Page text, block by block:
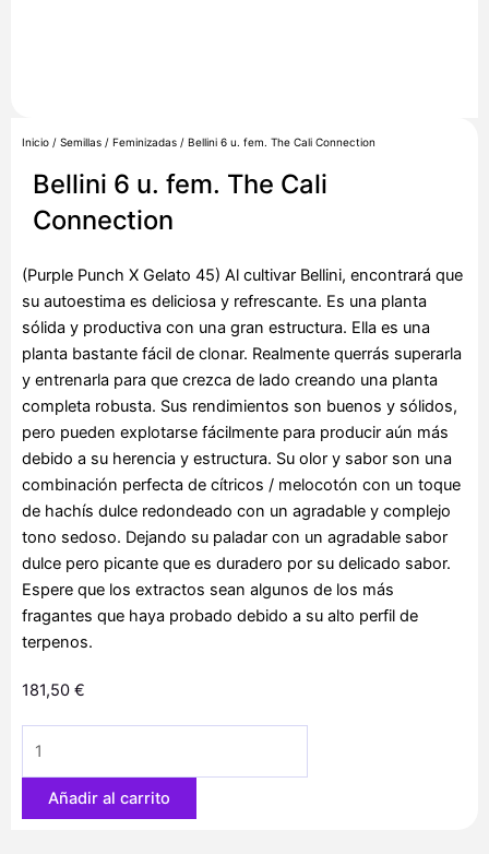
Inicio / Semillas / Feminizadas / Bellini 6 u. fem. The Cali Connection
Bellini 6 u. fem. The Cali
Connection
(Purple Punch X Gelato 45) Al cultivar Bellini, encontrará que
su autoestima es deliciosa y refrescante. Es una planta
sólida y productiva con una gran estructura. Ella es una
planta bastante fácil de clonar. Realmente querrás superarla
y entrenarla para que crezca de lado creando una planta
completa robusta. Sus rendimientos son buenos y sólidos,
pero pueden explotarse fácilmente para producir aún más
debido a su herencia y estructura. Su olor y sabor son una
combinación perfecta de cítricos / melocotón con un toque
de hachís dulce redondeado con un agradable y complejo
tono sedoso. Dejando su paladar con un agradable sabor
dulce pero picante que es duradero por su delicado sabor.
Espere que los extractos sean algunos de los más
fragantes que haya probado debido a su alto perfil de
terpenos.
181,50 €
fem.
Añadir al carrito